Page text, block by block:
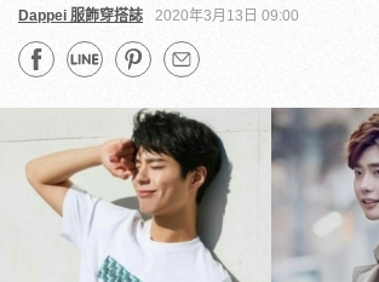
Dappei 服飾穿搭誌 2020年3月13日 09:00